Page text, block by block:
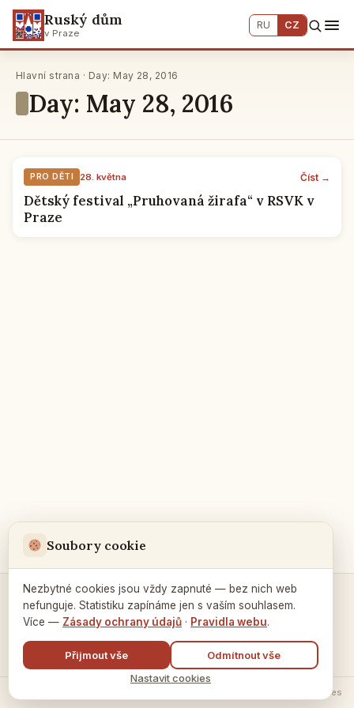
Ruský dům
v Praze
RU CZ
Hlavní strana · Day: May 28, 2016
Day: May 28, 2016
PRO DĚTI 28. května Číst →
Dětský festival „Pruhovaná žirafa“ v RSVK v
Praze
Kontakty a spojení →
Nastavení cookies
Soubory cookie
Nezbytné cookies jsou vždy zapnuté — bez nich web
nefunguje. Statistiku zapínáme jen s vaším souhlasem.
Více — Zásady ochrany údajů · Pravidla webu.
Přijmout vše
Odmítnout vše
Nastavit cookies